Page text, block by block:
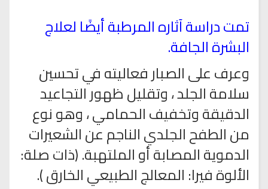
تمت دراسة آثاره المرطبة أيضًا لعلاج
البشرة الجافة.
وعرف على الصبار فعاليته في تحسين
سلامة الجلد ، وتقليل ظهور التجاعيد
الدقيقة وتخفيف الحمامي ، وهو نوع
من الطفح الجلدي الناجم عن الشعيرات
الدموية المصابة أو الملتهبة. (ذات صلة:
الألوة فيرا: المعالج الطبيعي الخارق ).